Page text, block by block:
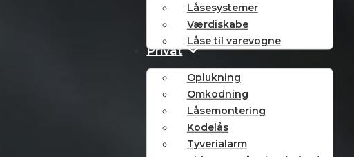
Låsesystemer
Værdiskabe
Låse til varevogne
Privat
Oplukning
Omkodning
Låsemontering
Kodelås
Tyverialarm